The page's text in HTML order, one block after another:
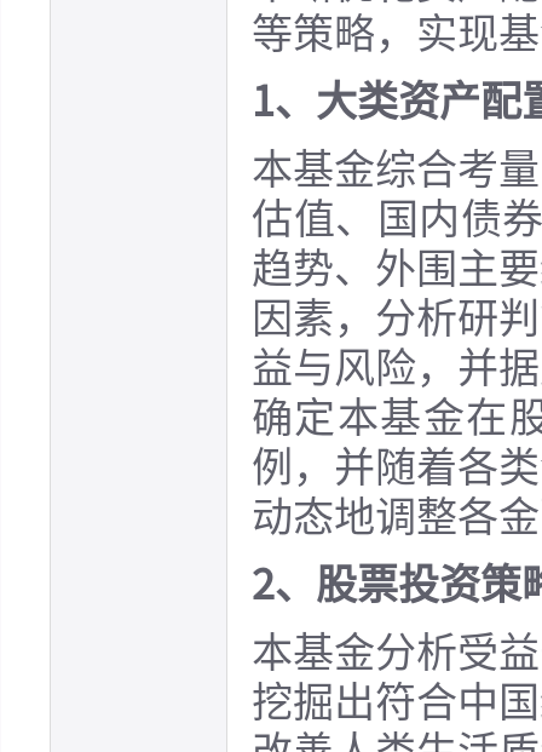
等策略，实现
1、大类资产配
本基金综合考
估值、国内债
趋势、外围主
因素，分析研
益与风险，并
确定本基金在
例，并随着各
动态地调整各
2、股票投资策
本基金分析受
挖掘出符合中